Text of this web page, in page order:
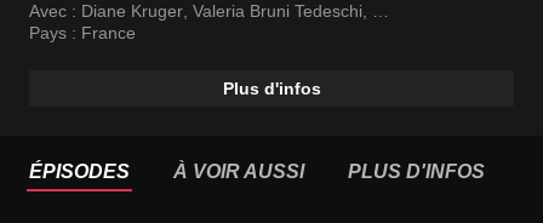
Avec : Diane Kruger Valeria Bruni Tedeschi
Anaïs Demoustier
Pays : France
Plus d'infos
ÉPISODES À VOIR AUSSI PLUS D'INFOS